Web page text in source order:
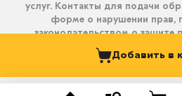
Добавить в
услуг. Контакты для подачи
форме о нарушении прав,
законодательством о защите
получения ответа на них:
+375333550203